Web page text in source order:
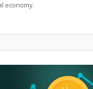
economy.